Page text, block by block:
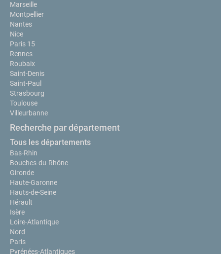
Marseille
Montpellier
Nantes
Nice
Paris 15
Rennes
Roubaix
Saint-Denis
Saint-Paul
Strasbourg
Toulouse
Villeurbanne
Recherche par département
Tous les départements
Bas-Rhin
Bouches-du-Rhône
Gironde
Haute-Garonne
Hauts-de-Seine
Hérault
Isère
Loire-Atlantique
Nord
Paris
Pyrénées-Atlantiques